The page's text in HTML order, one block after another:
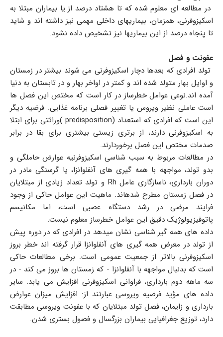
در مطالعه ای معلوم شده که تا هشتاد درصد از یا بیماران مبتلا به
اسکیزوفرنی، همزمان، بیماریهای داخلی مهمی نیز داشته اند و شاید
تا پنجاه درصد از این بیماریها نیز تشخیص داده نشود.
عفونت و فصل
تولد افرادی که بعدها دچار اسکیزوفرنی می شوند بیشتر در زمستان
و اوایل بهار متولد شده اند و کمتر در اواخر بهار و در تابستان به دنیا
آمده اند.نوعی عوامل خطرساز در کار است که مختص این فصل ها
است عاملی نظیر ویروس یا تغییر فصلی برنامه غذایی. فرضیه دیگر
این است که افرادی که استعداد (predisposition )وراثتی برای ابتلا
به اسکیزوفرنی دارند، از برتری زیستی بیشتری برای بقا در برابر
صدمات مختص این فصل برخوردارند.
در مطالعات مربوط به سبب شناسی اسکیزوفرنیه عوارض حاملگی و
بدو تولد، مواجهه با همه گیری های آنفلوانزا، یا گرسنگی مادر در
دوران بارداری، ناسازگاری عامل Rh و تولد تعداد زیادی از مبتلایان
در فصل زمستان مطرح شدهاند. ماهیت این عوامل حاکی از وجود
فرایند مرضی در رشد دستگاه عصبی است، اما مکانیسم
پاتوفیزیولوژیک دقیق این عوامل خطرساز معلوم نیست.
داده های همه گیر شناسی نشان میدهد در افرادی که در دوره پیش
از تولد در معرض همه گیری های آنفلوانزا قرار گرفته اند خطر بروز
اسکیزوفرنی بالاتر از جمعیت عمومی است. برخی مطالعات حاکی
است که بدنبال مواجهه با آنفلوانزا - که زمستان ها بروز می کند - در
سه ماهه دوم بارداری، فراوانی اسکیزوفرنی افزایش می یابد. سایر
داده های مؤيد فرضیه ویروسی عبارتند از: افزایش میزان عوارض
بارداری و زایمان، فصل تولد مبتلایان که با عفونت ویروسی مطابقت
دارد، توزیع جغرافیایی بیماران بزرگسال و فصول بستری شدن.